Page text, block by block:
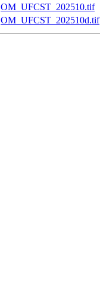
OM_UFCST_202510.tif
OM_UFCST_202510d.tif